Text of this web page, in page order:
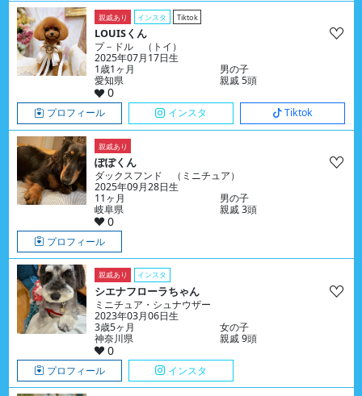
親戚あり インスタ Tiktok
LOUISくん
プ－ドル （トイ）
2025年07月17日生
1歳1ヶ月
男の子
愛知県
親戚 5頭
0
プロフィール インスタ Tiktok
親戚あり
ぽぽくん
ダックスフンド （ミニチュア）
2025年09月28日生
11ヶ月
男の子
岐阜県
親戚 3頭
0
プロフィール
親戚あり インスタ
シエナフローラちゃん
ミニチュア・シュナウザー
2023年03月06日生
3歳5ヶ月
女の子
神奈川県
親戚 9頭
0
プロフィール インスタ